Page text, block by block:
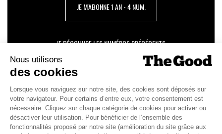
JE M'ABONNE 1 AN - 4 NUM.
JE DÉCOUVRE LES NUMÉROS PRÉCÉDENTS
Je suis déjà abonné(e) :
version digitale